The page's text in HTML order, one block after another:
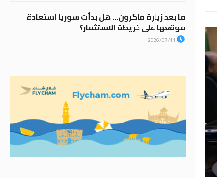
ما بعد زيارة ماكرون… هل بدأت سوريا استعادة
موقعها على خريطة الاستثمار؟
2026/07/11